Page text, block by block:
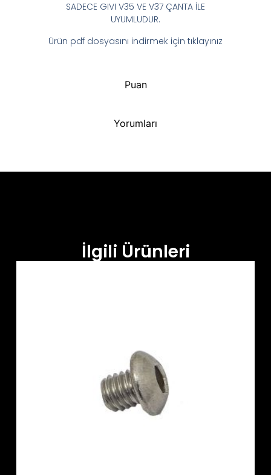
Puan
Yorumları
SADECE GIVI V35 VE V37 ÇANTA İLE
UYUMLUDUR.
Ürün pdf dosyasını indirmek için tıklayınız
İlgili Ürünleri